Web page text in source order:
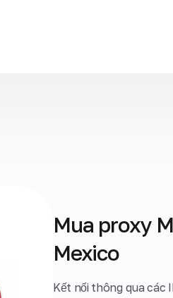
Mua proxy
Mexico
Kết nối thông qua các